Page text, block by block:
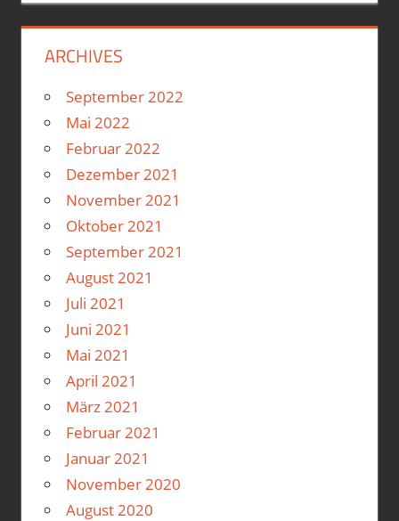
ARCHIVES
September 2022
Mai 2022
Februar 2022
Dezember 2021
November 2021
Oktober 2021
September 2021
August 2021
Juli 2021
Juni 2021
Mai 2021
April 2021
März 2021
Februar 2021
Januar 2021
November 2020
August 2020